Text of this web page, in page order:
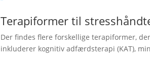
Terapiformer til
Der findes flere forskellige terapiformer,
inkluderer kognitiv adfærdsterapi (KAT),